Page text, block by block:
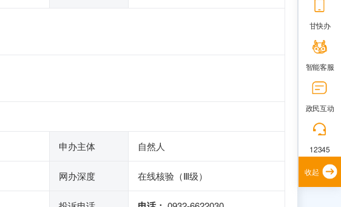
申办主体 自然人
网办深度 在线核验（Ⅲ级）
甘快办
智能客服
政民互动
12345
收起